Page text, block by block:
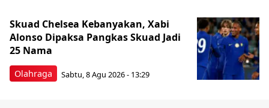
Olahraga
Skuad Chelsea Kebanyakan, Xabi
Alonso Dipaksa Pangkas Skuad Jadi
25 Nama
Sabtu, 8 Agu 2026 - 13:29